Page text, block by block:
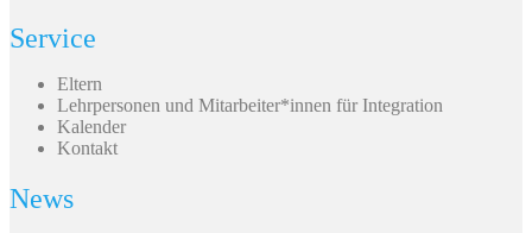
Service
Eltern
Lehrpersonen und Mitarbeiter*innen für Integration
Kalender
Kontakt
News